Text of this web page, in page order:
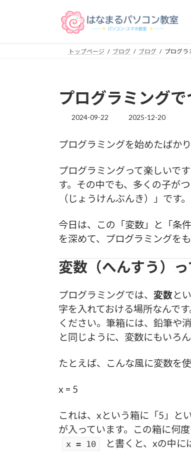
トップページ ブログ ブログ プログラ
プログラミングで
2024-09-22
最
新
時
:
2025-12-20
プログラミングを始めたばか
プログラミングって楽しいで
す。その中でも、多くの子が
（じょうけんぶんき）」です。
今日は、この「変数」と「条
を深めて、プログラミングを
変数（へんすう）っ
プログラミングでは、 変数 と
字を入れておける場所なんで
ください。筆箱には、鉛筆や
と同じように、変数にもいろ
たとえば、こんな風に変数を使
x = 5
これは、xという箱に「5」と
が入っています。この箱に何
x = 10 と書くと、xの中に